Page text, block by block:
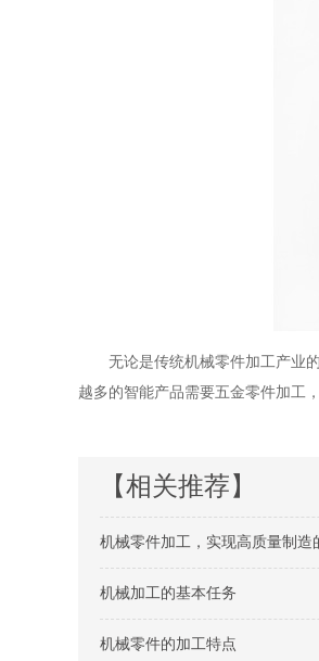
无论是传统机械零件加工产业
越多的智能产品需要五金零件加工
【相关推荐】
机械零件加工，实现高质量制造
机械加工的基本任务
机械零件的加工特点